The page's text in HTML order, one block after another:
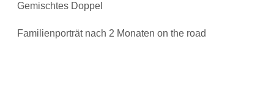
Gemischtes Doppel
Familienporträt nach 2 Monaten on the road